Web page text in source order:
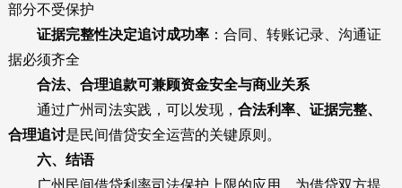
部分不受保护
证据完整性决定追讨成功率：合同、转账记录、沟通证
据必须齐全
合法、合理追款可兼顾资金安全与商业关系
通过广州司法实践，可以发现， 合法利率、证据完整、
合理追讨是民间借贷安全运营的关键原则。
六、结语
广州民间借贷利率司法保护上限的应用，为借贷双方提